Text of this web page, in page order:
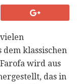
klassischen
wird aus
das in